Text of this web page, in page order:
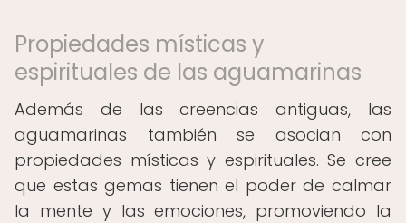
Propiedades místicas y
espirituales de las aguamarinas
Además de las creencias antiguas, las
aguamarinas también se asocian con
propiedades místicas y espirituales. Se cree
que estas gemas tienen el poder de calmar
la mente y las emociones, promoviendo la